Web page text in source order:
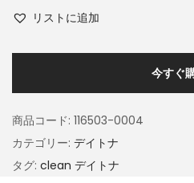
リストに追加
今すぐ
商品コード: 116503-0004
カテゴリー: デイトナ
タグ: clean デイトナ